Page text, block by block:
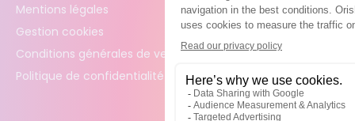
Mentions légales
Gestion cookies
Conditions générales de vente
Politique de confidentialité des données